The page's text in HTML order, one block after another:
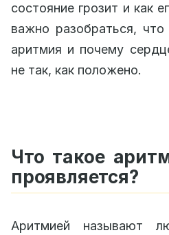
состояние грозит и как
важно разобраться, что
аритмия и почему
не так, как положено.
Что такое
проявляется?
Аритмией называют